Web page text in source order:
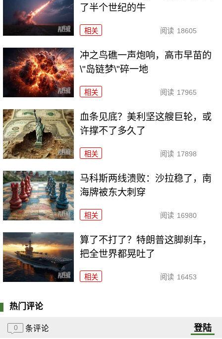
了半个世纪的牛
相关 阅读 18605
冲之鸟礁一声炮响，高市早苗的
\"岛链梦\"碎一地
相关 阅读 17965
血条见底？美利坚这艘巨轮，或
许撑不了多久了
相关 阅读 17898
马科斯两线溃败：沙拉稳了，南
海牌被东大刺穿
相关 阅读 16980
算了不打了？特朗普这脚刹车，
把全世界都晃吐了
相关 阅读 16453
热门评论
0 条评论 登陆